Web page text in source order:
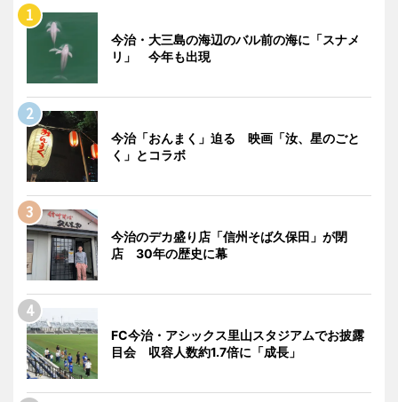
今治・大三島の海辺のバル前の海に「スナメ
リ」 今年も出現
今治「おんまく」迫る 映画「汝、星のごと
く」とコラボ
今治のデカ盛り店「信州そば久保田」が閉
店 30年の歴史に幕
FC今治・アシックス里山スタジアムでお披露
目会 収容人数約1.7倍に「成長」